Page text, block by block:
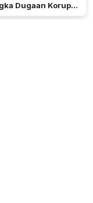
Dugaan Korupsi